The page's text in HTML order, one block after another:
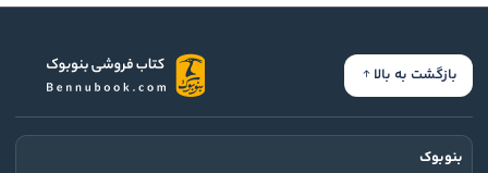
بازگشت به بالا
بنوبوک